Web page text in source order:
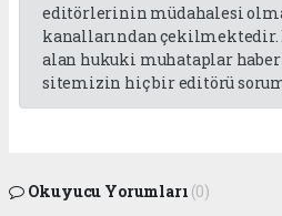
editörlerinin müdahalesi
kanallarından çekilmektedir.
alan hukuki muhataplar
sitemizin hiç bir editörü
Okuyucu Yorumları (0)